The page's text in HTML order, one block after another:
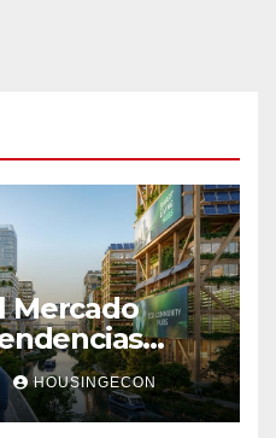
Mercado
HOUSINGECON